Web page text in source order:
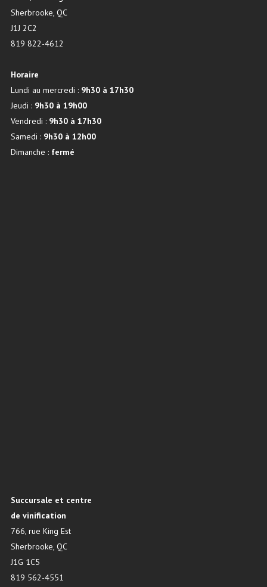
Sherbrooke, QC
J1J 2C2
819 822-4612
Horaire
Lundi au mercredi : 9h30 à 17h30
Jeudi : 9h30 à 19h00
Vendredi : 9h30 à 17h30
Samedi : 9h30 à 12h00
Dimanche : fermé
Succursale et centre
de vinification
766, rue King Est
Sherbrooke, QC
J1G 1C5
819 562-4551